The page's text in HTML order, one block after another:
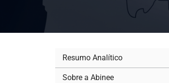
Resumo Analítico
Sobre a Abinee